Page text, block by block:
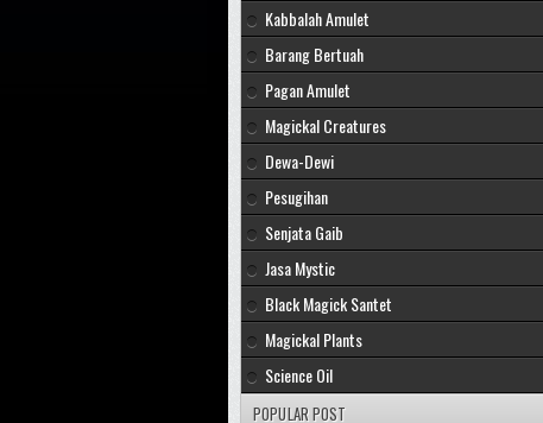
Kabbalah Amulet
Barang Bertuah
Pagan Amulet
Magickal Creatures
Dewa-Dewi
Pesugihan
Senjata Gaib
Jasa Mystic
Black Magick Santet
Magickal Plants
Science Oil
POPULAR POST